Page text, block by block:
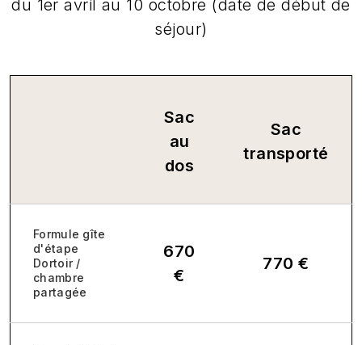
du 1er avril au 10 octobre (date de début de
séjour)
Sac
au
dos
Sac
transporté
Formule gîte
d'étape
Dortoir /
chambre
partagée
670
€
770 €